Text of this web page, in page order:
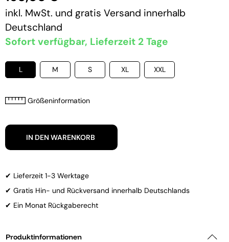
inkl. MwSt. und gratis Versand innerhalb
Deutschland
Sofort verfügbar, Lieferzeit 2 Tage
L M S XL XXL
Größeninformation
IN DEN WARENKORB
✔ Lieferzeit 1-3 Werktage
✔ Gratis Hin- und Rückversand innerhalb Deutschlands
✔ Ein Monat Rückgaberecht
Produktinformationen